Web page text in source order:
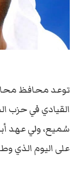
توعد محافظ
القيادي في حزب
سُميع، ولي عهد
على اليوم الذي